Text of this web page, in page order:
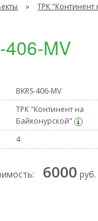
» ТРК "Континент
406-MV
BKRS-406-MV
ТРК "Континент на
Байконурской"
4
6000 руб.